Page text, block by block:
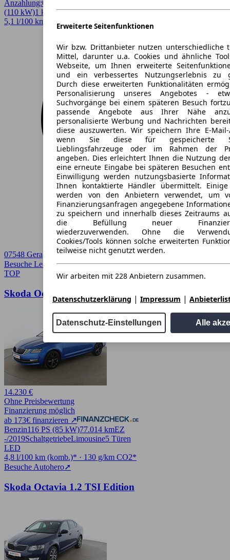
Anzahlung:0,00 €
(110 kW)1 km EZ 08/2026AutomatikLimousine4 Türen
5,1 l/100 km (komb.)* · 117 g/km CO2* · CO2-Klasse D
07548 Gera
Besuche Leasingmarkt➚
TOP
Skoda Octavia 1.0 TSI Style
14.230 €
Ohne Preisbewertung
Finanzierung möglich
ab 173€ finanzieren ↗
Benzin116 PS (85 kW)77.014 kmEZ
-/2019SchaltgetriebeLimousine5 Türen
LED
4,8 l/100 km (komb.)* · 130 g/km CO2*
Besuche Autohero➚
Skoda Octavia 1.2 TSI Edition
Erweiterte Seitenfunktionen
Wir bzw. Drittanbieter nutzen unterschiedliche
Mittel, darunter u.a. Cookies und ähnliche
Webseite, um Ihnen erweiterte
und ein verbessertes Nutzungserlebnis zu
Durch diese erweiterten Funktionalitäten
Personalisierung unseres Angebotes -
Suchvorgänge bei einem späteren Besuch
passende Angebote aus Ihrer Nähe
personalisierte Werbung und Nachrichten
diese auszuwerten. Wir speichern Ihre E-Mail-
wenn Sie diese für gespeicherte
Lieblingsfahrzeuge oder im Rahmen der
angeben. Dies erleichtert Ihnen die Nutzung
eine erneute Eingabe bei späteren Besuchen
Einwilligung werden nutzungsbasierte
Ihnen kontaktierte Händler übermittelt. Einige
werden von den Anbietern verwendet, um
Finanzierungsanfragen angegebene
zu speichern und innerhalb dieses Zeitraums
die Befüllung neuer
wiederzuverwenden. Ohne die
Cookies/Tools können solche erweiterten
teilweise nicht genutzt werden.
Wir arbeiten mit 228 Anbietern zusammen.
Datenschutzerklärung | Impressum |
Datenschutz-Einstellungen Alle